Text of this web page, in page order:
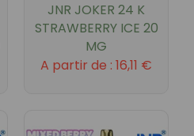
JNR JOKER 24 K
STRAWBERRY ICE 20
MG
A partir de : 16,11 €